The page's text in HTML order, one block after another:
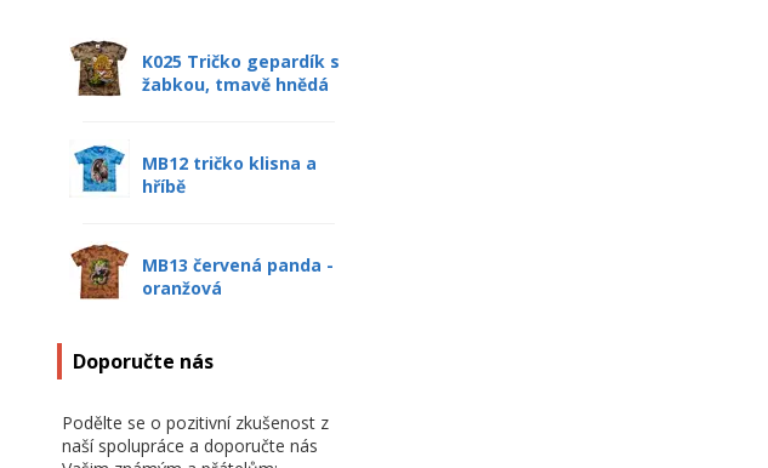
K025 Tričko gepardík s
žabkou, tmavě hnědá
MB12 tričko klisna a
hříbě
MB13 červená panda -
oranžová
Doporučte nás
Podělte se o pozitivní zkušenost z
naší spolupráce a doporučte nás